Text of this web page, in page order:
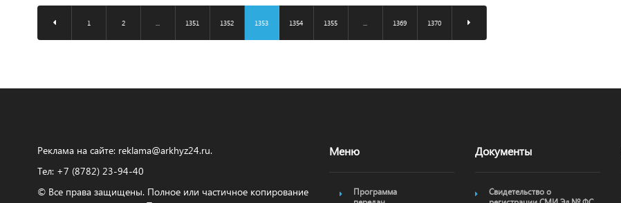
1 2 1351 1352 1353 1354 1355 1369 1370
Реклама на сайте: reklama@arkhyz24.ru.
Тел: +7 (8782) 23‑94‑40
© Все права защищены. Полное или частичное копирование
Меню
Программа
Документы
Свидетельство о